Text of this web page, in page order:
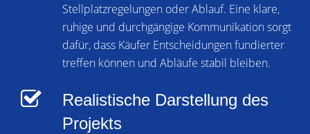
Stellplatzregelungen oder Ablauf. Eine klare,
ruhige und durchgängige Kommunikation sorgt
dafür, dass Käufer Entscheidungen fundierter
treffen können und Abläufe stabil bleiben.
Realistische Darstellung des
Projekts